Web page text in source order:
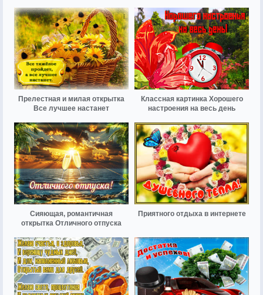
Прелестная и милая открытка
Все лучшее настанет
Классная картинка Хорошего
настроения на весь день
Сияющая, романтичная
открытка Отличного отпуска
Приятного отдыха в интернете